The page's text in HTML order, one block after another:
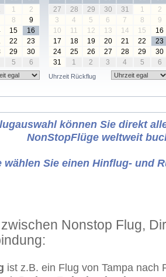
1
2
8
9
15
16
22
23
29
30
5 6
27 28 29 30 31 1
2
3
4 5 6 7 8
9
10
11 12 13 14 15
16
17
18 19 20 21 22
23
24
25 26 27 28 29
30
31
1 2 3 4 5 6
Uhrzeit Rückflug
können Sie direkt
NonStopFlüge weltweit
wählen Sie einen Hinflug- und
Nonstop Flug,
ist z.B. ein Flug von Tampa nach